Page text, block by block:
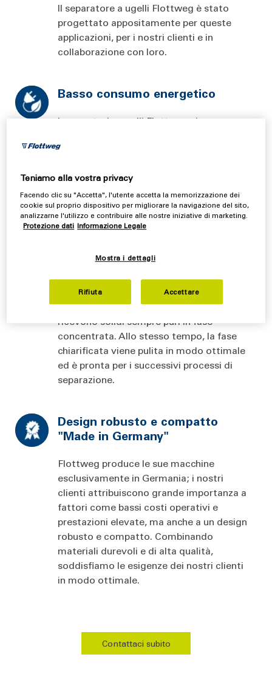
Il separatore a ugelli Flottweg è stato
progettato appositamente per queste
applicazioni, per i nostri clienti e in
collaborazione con loro.
Basso consumo energetico
I separatori a ugelli Flottweg si
prestazioni e il basso consumo di energia.
Elevate prestazioni di
chiarificazione e separazione per
solidi e liquidi
hanno la più ampia area di chiarificazione
possibile e sono in grado di lavorare
grandi quantità di solidi grazie allo
scarico continuo di solidi. I clienti
ricevono solidi sempre puri in fase
concentrata. Allo stesso tempo, la fase
chiarificata viene pulita in modo ottimale
ed è pronta per i successivi processi di
separazione.
Design robusto e compatto
"Made in Germany"
Flottweg produce le sue macchine
esclusivamente in Germania; i nostri
clienti attribuiscono grande importanza a
fattori come bassi costi operativi e
prestazioni elevate, ma anche a un design
robusto e compatto. Combinando
materiali durevoli e di alta qualità,
soddisfiamo le esigenze dei nostri clienti
in modo ottimale.
Contattaci subito
Teniamo alla vostra privacy
Facendo clic su "Accetta", l'utente accetta la memorizzazione dei
cookie sul proprio dispositivo per migliorare la navigazione del sito,
analizzarne l'utilizzo e contribuire alle nostre iniziative di marketing.
Protezione dati Informazione Legale
Mostra i dettagli
Rifiuta Accettare